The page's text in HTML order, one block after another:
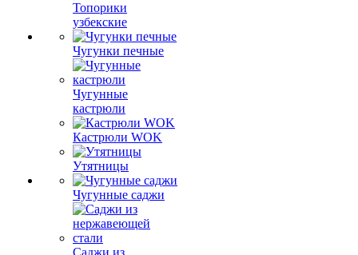
Топорики
узбекские
Чугунки печные
Чугунные
кастрюли
Кастрюли WOK
Утятницы
Чугунные саджи
Саджи из